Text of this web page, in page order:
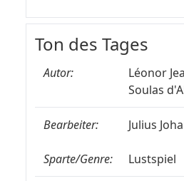
Ton des Tages
Autor:
Léonor
Soulas
Bearbeiter: Julius
Sparte/Genre: Lustspiel